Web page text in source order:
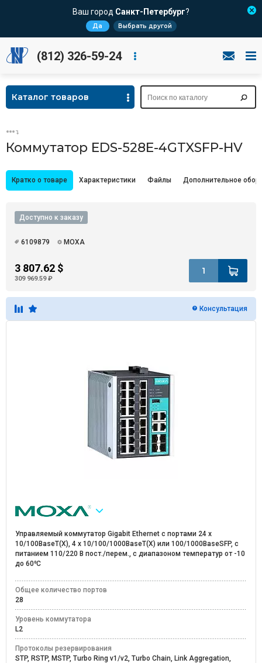
Ваш город Санкт-Петербург?
Да Выбрать другой
(812) 326-59-24
Каталог товаров
Коммутатор EDS-528E-4GTXSFP-HV
Кратко о товаре Характеристики Файлы Дополнительное
Доступно к заказу
6109879 MOXA
3 807.62 $
309 969.59 ₽
Консультация
Управляемый коммутатор Gigabit Ethernet c портами 24 x
10/100BaseT(X), 4 x 10/100/1000BaseT(X) или 100/1000BaseSFP, с
питанием 110/220 В пост./перем., с диапазоном температур от -10
до 60⁰C
Общее количество портов
28
Уровень коммутатора
L2
Протоколы резервирования
STP, RSTP, MSTP, Turbo Ring v1/v2, Turbo Chain, Link Aggregation,